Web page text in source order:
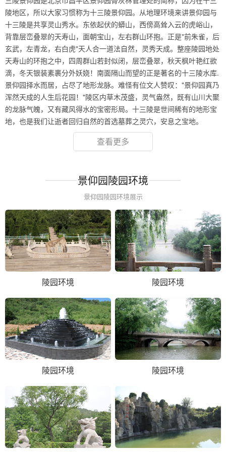
陵地区，所以大家习惯称为十三陵景仰园。从地理环境来讲景仰园与
十三陵是共享灵山秀水。东依起伏的蟒山，西傍高耸入云的虎峪山，
背靠层峦叠翠的天寿山，面朝宝山，左右群山环抱。正是"前朱雀，后
玄武，左青龙，右白虎"天人合一道法自然，灵秀天成。整座陵园地处
天寿山的环抱之中，四周群山若封似闭，层峦叠翠，秋天枫叶艳红欲
滴，冬天银装素裹分外妖娆！南面隔山而望的正是著名的十三陵水库.
景仰园择水而居，占尽了地形龙脉。难怪有位文人赞叹："景仰园真乃
浑然天成的人生后花园！"陵区内草木茂盛，灵气盎然，既有山川大聚
的龙脉气魄，又有藏风得水的宝密形局。十三陵是世间稀有的地形宝
地，也是我们让逝者回归自然的首选墓葬之灵穴，安息之宝地。
查看更多
景仰园陵园环境
景仰园陵园环境展示
陵园环境 陵园环境
陵园环境 陵园环境